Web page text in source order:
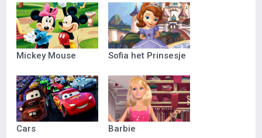
Mickey Mouse Sofia het Prinsesje
Cars Barbie